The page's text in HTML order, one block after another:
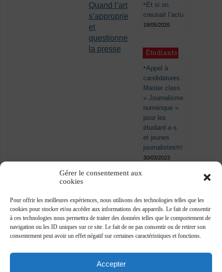
Gérer le consentement aux
cookies
Pour offrir les meilleures expériences, nous utilisons des technologies telles que les
cookies pour stocker et/ou accéder aux informations des appareils. Le fait de consentir
à ces technologies nous permettra de traiter des données telles que le comportement de
navigation ou les ID uniques sur ce site. Le fait de ne pas consentir ou de retirer son
consentement peut avoir un effet négatif sur certaines caractéristiques et fonctions.
Accepter
Quand l’art
s’approprie
et
questionne
la presse
Et si on
creusait l’actu
18/05/2026
Étudiants
Appel à
candidatures :
Master class
« Journalisme
numérique »
pour les
étudiant·e·s
et jeunes
journalistes￼
30/03/2023